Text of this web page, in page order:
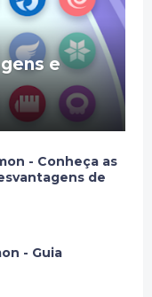
e
- Conheça as
de
- Guia